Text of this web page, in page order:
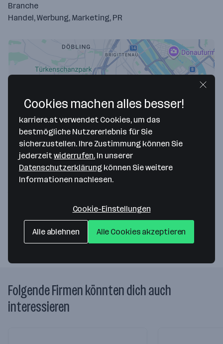
Branche
Handel, Werbung, Marketing, PR
Map data ©2026 Google
Playoke GmbH
Wipplingerstr. 32/20A
Website
Folgende Firmen könnten dich auch
interessieren
Cookies machen alles besser!
karriere.at verwendet Cookies, um das
bestmögliche Nutzererlebnis für Sie
sicherzustellen. Ihre Zustimmung können Sie
jederzeit widerrufen. In unserer
Datenschutzerklärung können Sie weitere
Informationen nachlesen.
Cookie-Einstellungen
Alle ablehnen Alle Cookies akzeptieren